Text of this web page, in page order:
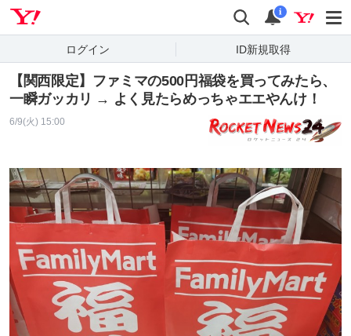
検索 通知
i
ログイン ID新規取得
【関西限定】ファミマの500円福袋を買ってみたら、
一瞬ガッカリ → よく見たらめっちゃエエやんけ！
6/9(火) 15:00